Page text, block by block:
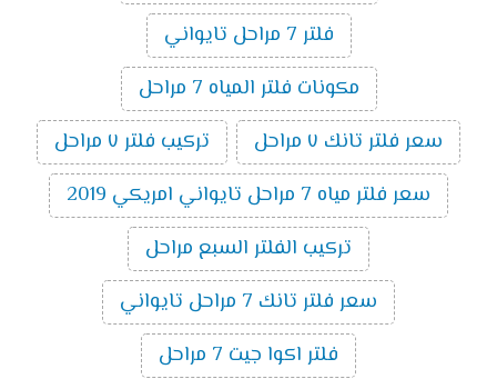
فلتر 7 مراحل تايواني
مكونات فلتر المياه 7 مراحل
سعر فلتر تانك ٧ مراحل
تركيب فلتر ٧ مراحل
سعر فلتر مياه 7 مراحل تايواني امريكي 2019
تركيب الفلتر السبع مراحل
سعر فلتر تانك 7 مراحل تايواني
فلتر اكوا جيت 7 مراحل